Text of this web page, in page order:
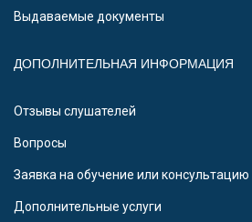
Выдаваемые документы
ДОПОЛНИТЕЛЬНАЯ ИНФОРМАЦИЯ
Отзывы слушателей
Вопросы
Заявка на обучение или консультацию
Дополнительные услуги